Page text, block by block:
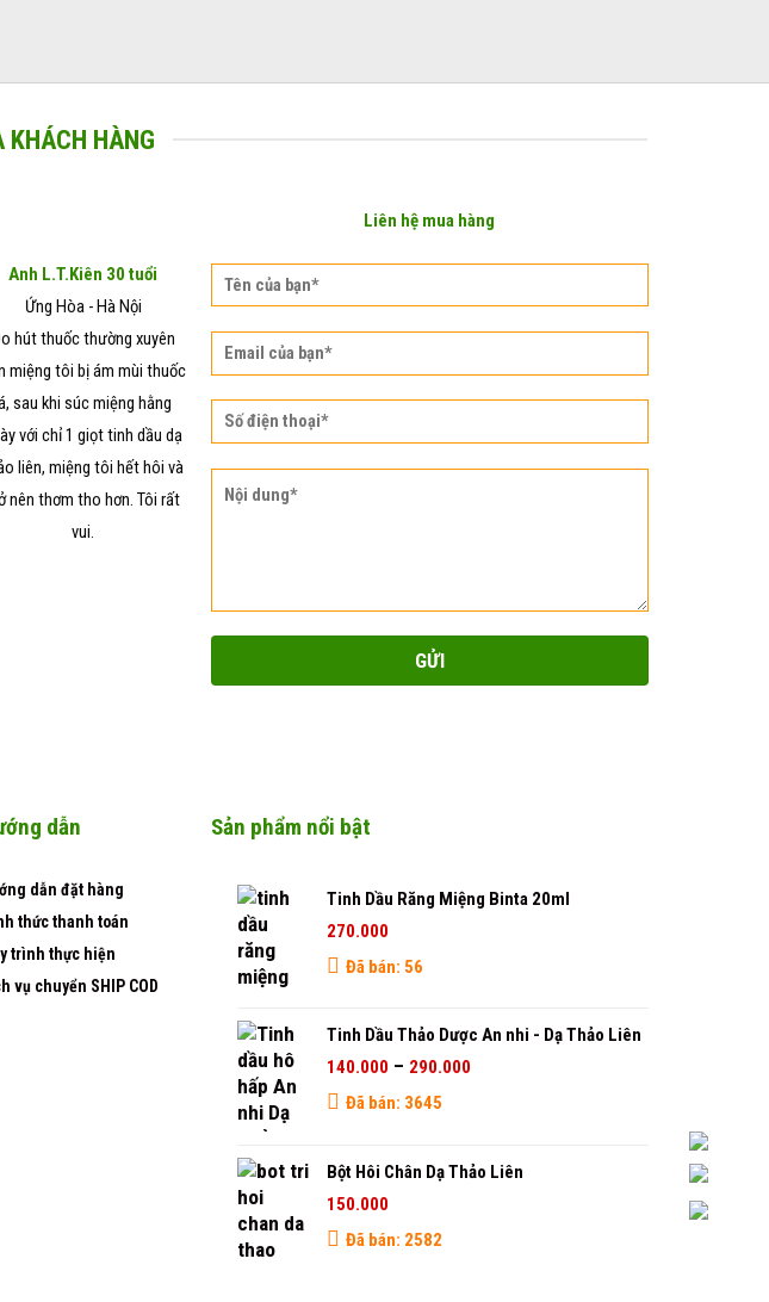
KHÁCH HÀNG
Anh L.T.Kiên 30 tuổi
Ứng Hòa - Hà Nội
hút thuốc thường xuyên
miệng tôi bị ám mùi thuốc
sau khi súc miệng hằng
với chỉ 1 giọt tinh dầu dạ
liên, miệng tôi hết hôi và
nên thơm tho hơn. Tôi rất
vui.
Liên hệ mua hàng
dẫn
dẫn đặt hàng
thức thanh toán
trình thực hiện
vụ chuyển SHIP COD
Sản phẩm nổi bật
Tinh Dầu Răng Miệng Binta 20ml
270.000
Đã bán: 56
Tinh Dầu Thảo Dược An nhi - Dạ Thảo Liên
140.000 – 290.000
Đã bán: 3645
Bột Hôi Chân Dạ Thảo Liên
150.000
Đã bán: 2582